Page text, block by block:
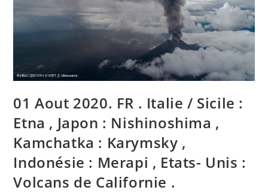
Nishinoshima
,
Kamchatka
:
Karymsky
Indonesia
:
,
States
:
Volcanoes
Of
.
01 Aout 2020. FR . Italie / Sicile :
Etna , Japon : Nishinoshima ,
Kamchatka : Karymsky ,
Indonésie : Merapi , Etats- Unis :
Volcans de Californie .